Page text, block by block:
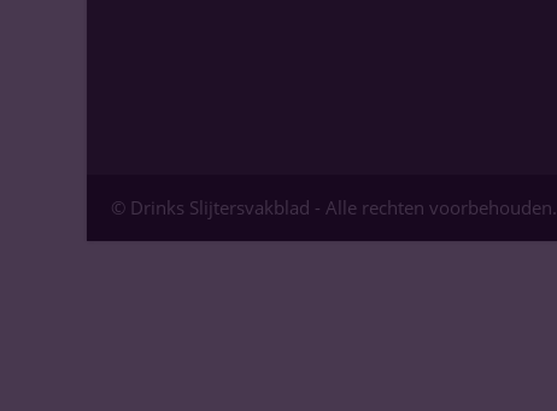
© Drinks Slijtersvakblad - Alle rechten voorbehouden.